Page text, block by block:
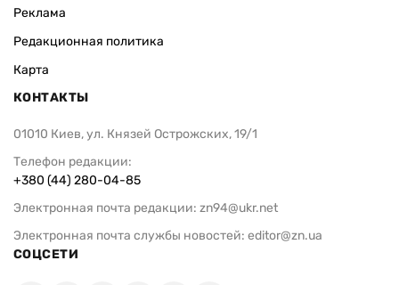
Реклама
Редакционная политика
Карта
КОНТАКТЫ
01010 Киев, ул. Князей Острожских, 19/1
Телефон редакции:
+380 (44) 280-04-85
Электронная почта редакции: zn94@ukr.net
Электронная почта службы новостей: editor@zn.ua
СОЦСЕТИ